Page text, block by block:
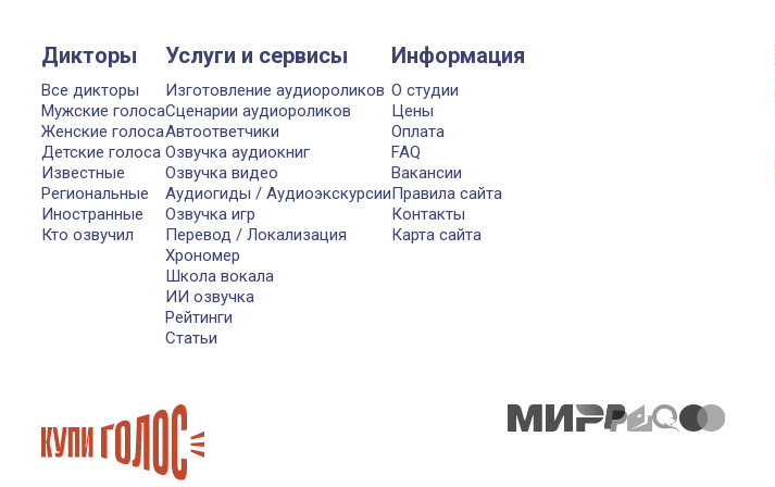
Дикторы
Все дикторы
Мужские голоса
Женские голоса
Детские голоса
Известные
Региональные
Иностранные
Кто озвучил
Услуги и сервисы
Изготовление аудиороликов
Сценарии аудиороликов
Автоответчики
Озвучка аудиокниг
Озвучка видео
Аудиогиды / Аудиоэкскурсии
Озвучка игр
Перевод / Локализация
Хрономер
Школа вокала
ИИ озвучка
Рейтинги
Статьи
Информация
О студии
Цены
Оплата
FAQ
Вакансии
Правила сайта
Контакты
Карта сайта